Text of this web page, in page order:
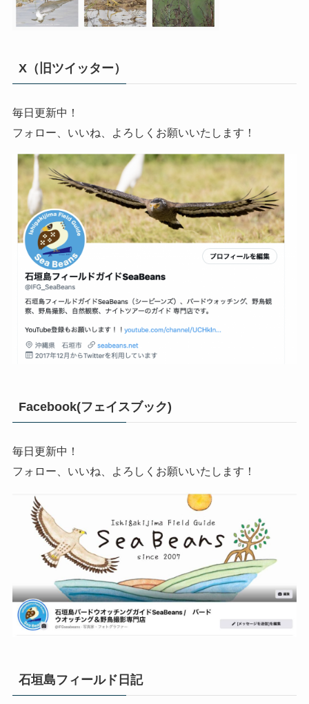
X（旧ツイッター）
毎日更新中！
フォロー、いいね、よろしくお願いいたします！
Facebook(フェイスブック)
毎日更新中！
フォロー、いいね、よろしくお願いいたします！
石垣島フィールド日記